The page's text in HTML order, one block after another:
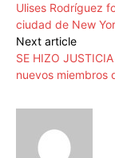
Ulises Rodríguez
ciudad de New
Next article
SE HIZO
nuevos miembros